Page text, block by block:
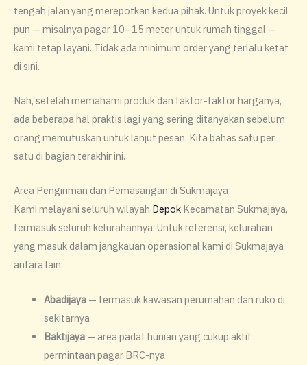
tengah jalan yang merepotkan kedua pihak. Untuk proyek kecil
pun — misalnya pagar 10–15 meter untuk rumah tinggal —
kami tetap layani. Tidak ada minimum order yang terlalu ketat
di sini.
Nah, setelah memahami produk dan faktor-faktor harganya,
ada beberapa hal praktis lagi yang sering ditanyakan sebelum
orang memutuskan untuk lanjut pesan. Kita bahas satu per
satu di bagian terakhir ini.
Area Pengiriman dan Pemasangan di Sukmajaya
Kami melayani seluruh wilayah Depok Kecamatan Sukmajaya,
termasuk seluruh kelurahannya. Untuk referensi, kelurahan
yang masuk dalam jangkauan operasional kami di Sukmajaya
antara lain:
Abadijaya— termasuk kawasan perumahan dan ruko di
sekitarnya
Baktijaya— area padat hunian yang cukup aktif
permintaan pagar BRC-nya